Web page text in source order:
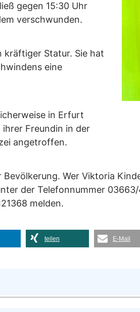
gegen 15:30 Uhr
verschwunden.
Statur. Sie hat
eine
in Erfurt
Freundin in der
angetroffen.
Wer Viktoria
der Telefonnummer
melden.
teilen E-Mail